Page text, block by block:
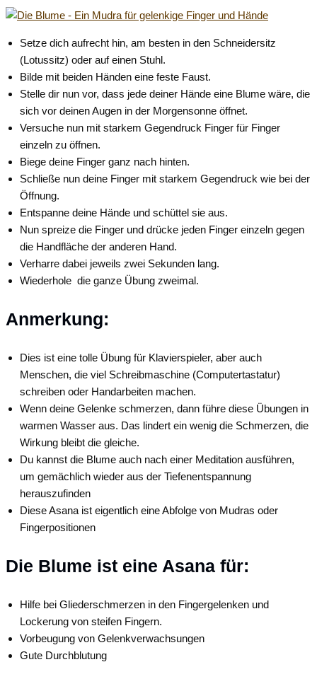
Setze dich aufrecht hin, am besten in den Schneidersitz
(Lotussitz) oder auf einen Stuhl.
Bilde mit beiden Händen eine feste Faust.
Stelle dir nun vor, dass jede deiner Hände eine Blume wäre, die
sich vor deinen Augen in der Morgensonne öffnet.
Versuche nun mit starkem Gegendruck Finger für Finger
einzeln zu öffnen.
Biege deine Finger ganz nach hinten.
Schließe nun deine Finger mit starkem Gegendruck wie bei der
Öffnung.
Entspanne deine Hände und schüttel sie aus.
Nun spreize die Finger und drücke jeden Finger einzeln gegen
die Handfläche der anderen Hand.
Verharre dabei jeweils zwei Sekunden lang.
Wiederhole die ganze Übung zweimal.
Anmerkung:
Dies ist eine tolle Übung für Klavierspieler, aber auch
Menschen, die viel Schreibmaschine (Computertastatur)
schreiben oder Handarbeiten machen.
Wenn deine Gelenke schmerzen, dann führe diese Übungen in
warmen Wasser aus. Das lindert ein wenig die Schmerzen, die
Wirkung bleibt die gleiche.
Du kannst die Blume auch nach einer Meditation ausführen,
um gemächlich wieder aus der Tiefenentspannung
herauszufinden
Diese Asana ist eigentlich eine Abfolge von Mudras oder
Fingerpositionen
Die Blume ist eine Asana für:
Hilfe bei Gliederschmerzen in den Fingergelenken und
Lockerung von steifen Fingern.
Vorbeugung von Gelenkverwachsungen
Gute Durchblutung